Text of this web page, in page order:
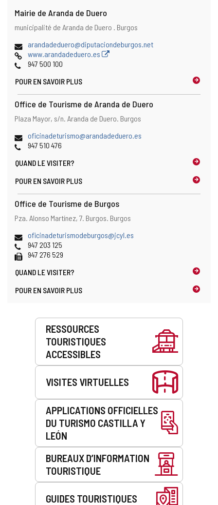
Mairie de Aranda de Duero
Adresse
Adresse
municipalité de Aranda de Duero . Burgos
Adresse
de
courrier
arandadeduero@diputaciondeburgos.net
Page
Web
www.arandadeduero.es
Téléphones
947 500 100
POUR EN SAVOIR PLUS
Office de Tourisme de Aranda de Duero
Adresse
Adresse
Plaza Mayor, s/n. Aranda de Duero. Burgos
Adresse
de
électronique
oficinadeturismo@arandadeduero.es
Téléphones
947 510 476
QUAND LEVISITER?
POUR EN SAVOIR PLUS
Office de Tourisme de Burgos
Adresse
Adresse
Pza. Alonso Martínez, 7. Burgos. Burgos
Adresse
de
courrier
électronique
oficinadeturismodeburgos@jcyl.es
Téléphones
947 203 125
Fax 947 276 529
QUAND LEVISITER?
POUR EN SAVOIR PLUS
Prestations
RESSOURCES
TOURISTIQUES
ACCESSIBLES
VISITES VIRTUELLES
APPLICATIONS OFFICIELLES
DU TURISMO CASTILLA Y
LEÓN
BUREAUX D’INFORMATION
TOURISTIQUE
GUIDES TOURISTIQUES